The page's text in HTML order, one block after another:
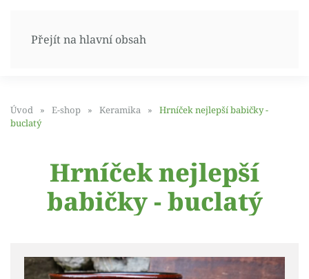
Přejít na hlavní obsah
Úvod E-shop Keramika
Hrníček nejlepší babičky -
buclatý
Hrníček nejlepší
babičky - buclatý